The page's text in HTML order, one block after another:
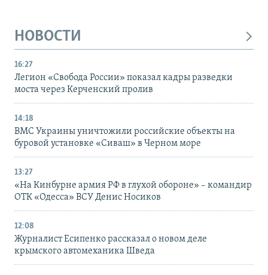
НОВОСТИ
16:27
Легион «Свобода России» показал кадры разведки
моста через Керченский пролив
14:18
ВМС Украины уничтожили российские объекты на
буровой установке «Сиваш» в Черном море
13:27
«На Кинбурне армия РФ в глухой обороне» – командир
ОТК «Одесса» ВСУ Денис Носиков
12:08
Журналист Есипенко рассказал о новом деле
крымского автомеханика Шведа